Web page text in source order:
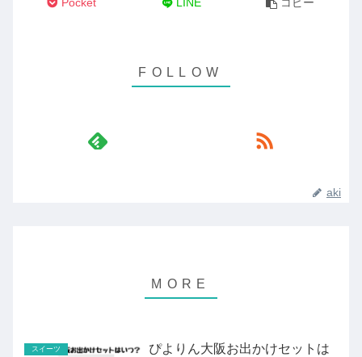
Pocket LINE コピー
aki
スイーツ
ぴよりん大阪お出かけセットは